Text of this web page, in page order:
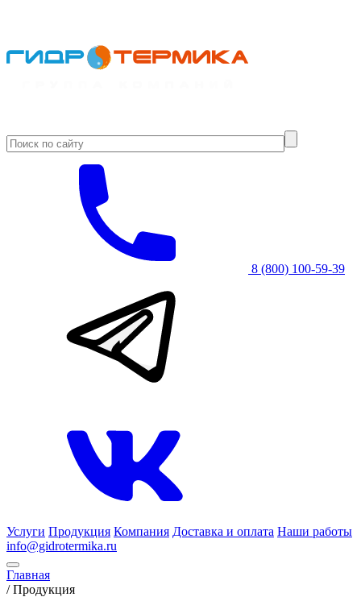
8 (800) 100-59-39
Услуги Продукция Компания Доставка и оплата Наши работы
info@gidrotermika.ru
Главная
/ Продукция